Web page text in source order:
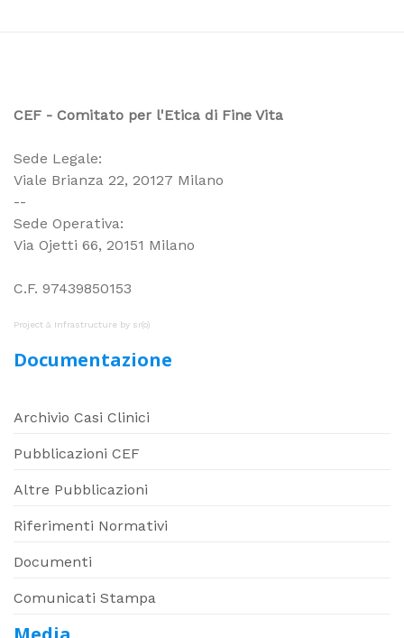
CEF - Comitato per l'Etica di Fine Vita
Sede Legale:
Viale Brianza 22, 20127 Milano
--
Sede Operativa:
Via Ojetti 66, 20151 Milano
C.F. 97439850153
Project & Infrastructure by sr(o)
Documentazione
Archivio Casi Clinici
Pubblicazioni CEF
Altre Pubblicazioni
Riferimenti Normativi
Documenti
Comunicati Stampa